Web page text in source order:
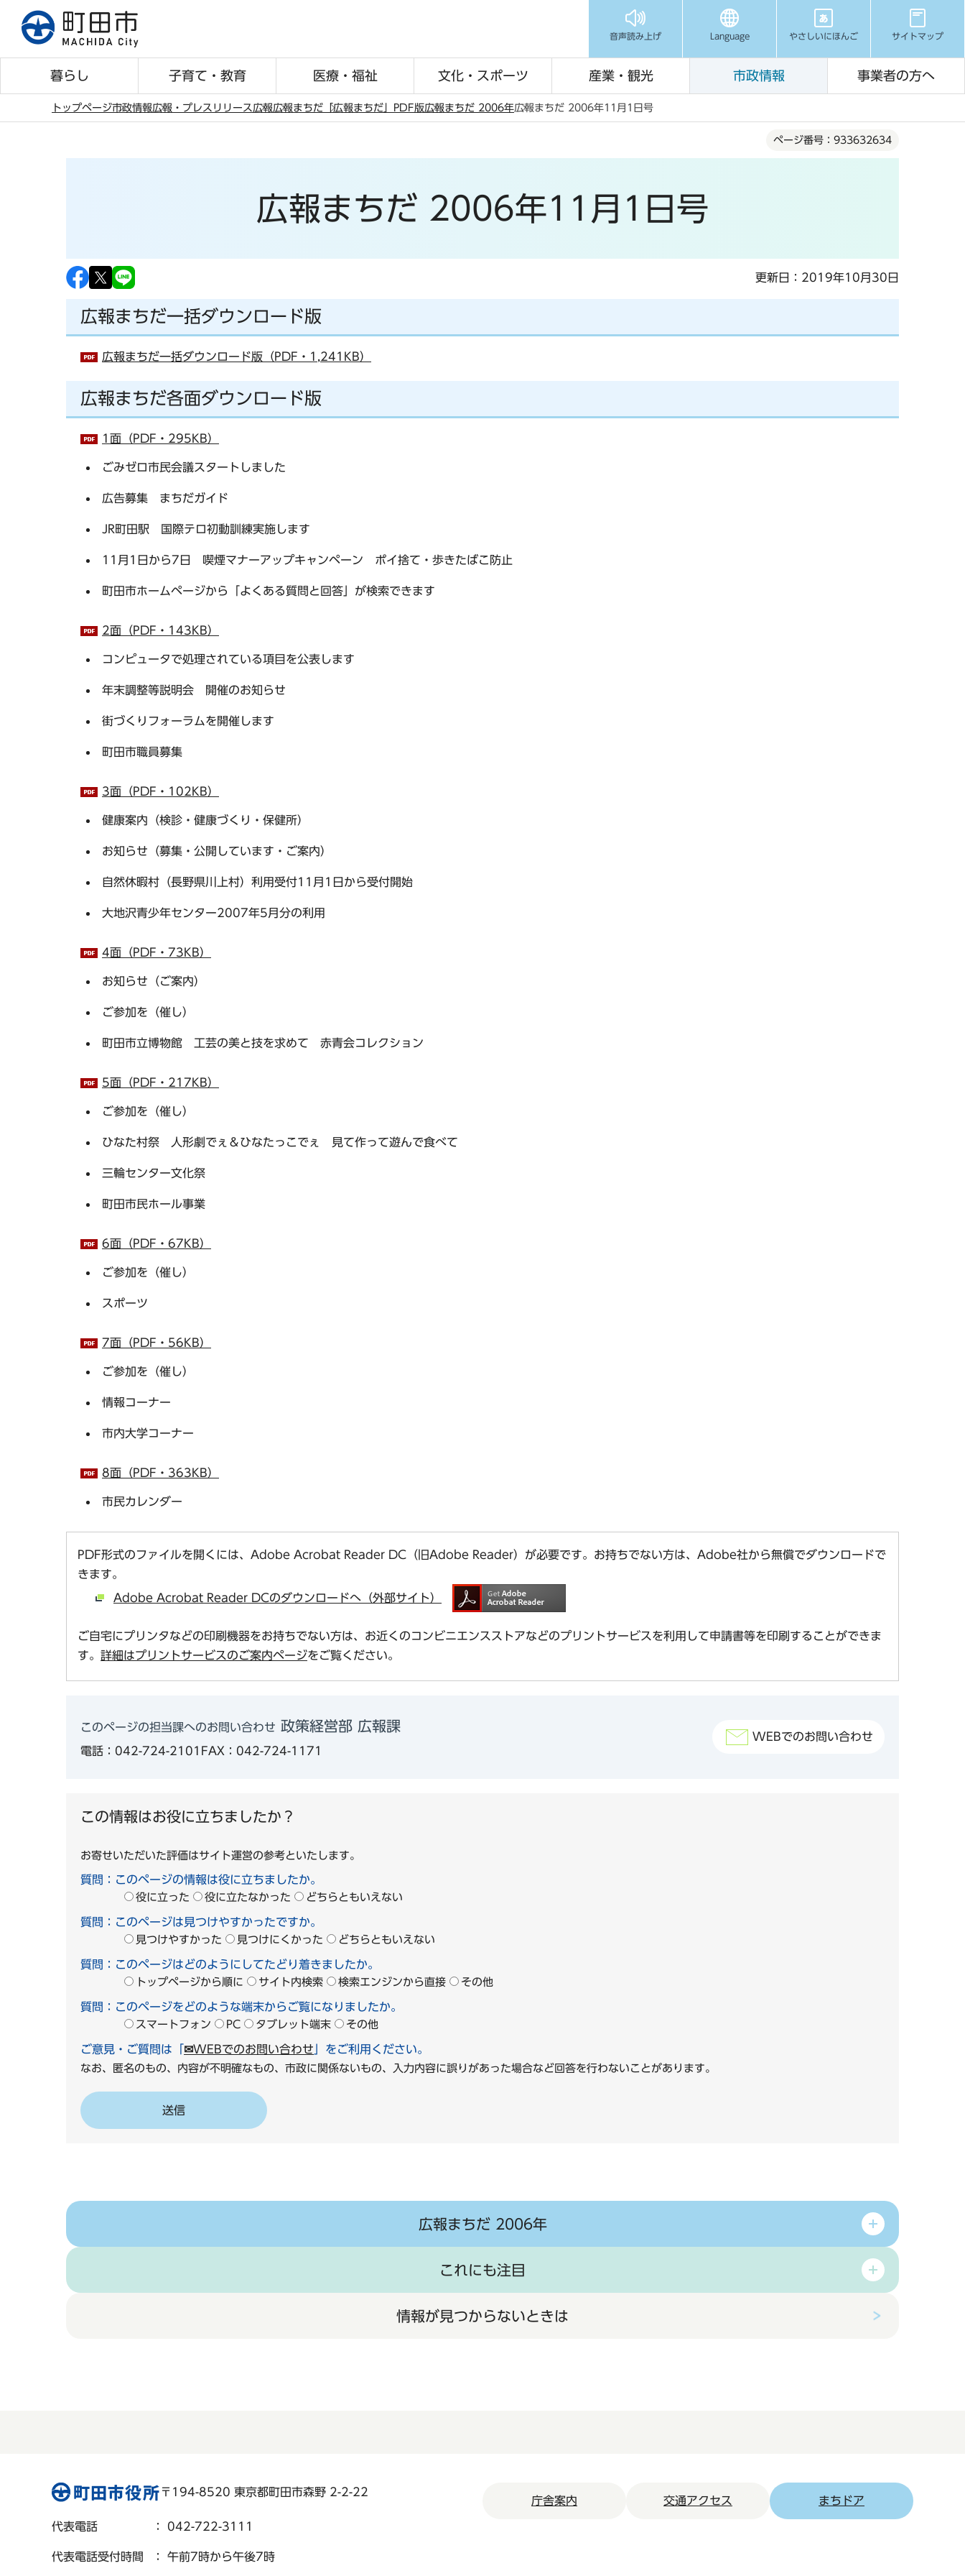
先
音声読み上げ Language やさしいにほんご サイトマップ
暮らし 子育て・教育 医療・福祉 文化・スポーツ 産業・観光 市政情報 事業者の方へ
トップページ市政情報広報・プレスリリース広報広報まちだ 「広報まちだ」PDF版広報まちだ 2006年広報まちだ 2006年11月1日号
ページ番号：933632634
広報まちだ 2006年11月1日号
更新日：2019年10月30日
広報まちだ一括ダウンロード版
広報まちだ一括ダウンロード版（PDF・1,241KB）
広報まちだ各面ダウンロード版
1面（PDF・295KB）
ごみゼロ市民会議スタートしました
広告募集 まちだガイド
JR町田駅 国際テロ初動訓練実施します
11月1日から7日 喫煙マナーアップキャンペーン ポイ捨て・歩きたばこ防止
町田市ホームページから「よくある質問と回答」が検索できます
2面（PDF・143KB）
コンピュータで処理されている項目を公表します
年末調整等説明会 開催のお知らせ
街づくりフォーラムを開催します
町田市職員募集
3面（PDF・102KB）
健康案内（検診・健康づくり・保健所）
お知らせ（募集・公開しています・ご案内）
自然休暇村（長野県川上村）利用受付11月1日から受付開始
大地沢青少年センター2007年5月分の利用
4面（PDF・73KB）
お知らせ（ご案内）
ご参加を（催し）
町田市立博物館 工芸の美と技を求めて 赤青会コレクション
5面（PDF・217KB）
ご参加を（催し）
ひなた村祭 人形劇でぇ＆ひなたっこでぇ 見て作って遊んで食べて
三輪センター文化祭
町田市民ホール事業
6面（PDF・67KB）
ご参加を（催し）
スポーツ
7面（PDF・56KB）
ご参加を（催し）
情報コーナー
市内大学コーナー
8面（PDF・363KB）
市民カレンダー
PDF形式のファイルを開くには、Adobe Acrobat Reader DC（旧Adobe Reader）が必要です。お持ちでない方は、Adobe社から無償でダウンロードで
きます。
Adobe Acrobat Reader DCのダウンロードへ（外部サイト）
ご自宅にプリンタなどの印刷機器をお持ちでない方は、お近くのコンビニエンスストアなどのプリントサービスを利用して申請書等を印刷することができま
す。 詳細はプリントサービスのご案内ページをご覧ください。
このページの担当課へのお問い合わせ 政策経営部 広報課
電話：042-724-2101 FAX：042-724-1171
WEBでのお問い合わせ
この情報はお役に立ちましたか？
お寄せいただいた評価はサイト運営の参考といたします。
質問：このページの情報は役に立ちましたか。
役に立った 役に立たなかった どちらともいえない
質問：このページは見つけやすかったですか。
見つけやすかった 見つけにくかった どちらともいえない
質問：このページはどのようにしてたどり着きましたか。
トップページから順に サイト内検索 検索エンジンから直接 その他
質問：このページをどのような端末からご覧になりましたか。
スマートフォン PC タブレット端末 その他
ご意見・ご質問は「 ✉WEBでのお問い合わせ 」をご利用ください。
なお、匿名のもの、内容が不明確なもの、市政に関係ないもの、入力内容に誤りがあった場合など回答を行わないことがあります。
広報まちだ 2006年
これにも注目
情報が見つからないときは
〒194-8520 東京都町田市森野 2-2-22
代表電話 ： 042-722-3111
代表電話受付時間 ： 午前7時から午後7時
庁舎案内 交通アクセス まちドア